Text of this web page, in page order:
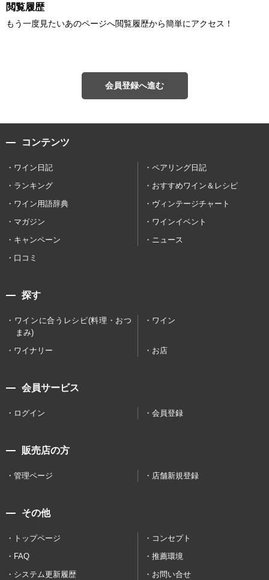
閲覧履歴
もう一度見たいあのページへ閲覧履歴から簡単にアクセス！
会員登録へ進む
コンテンツ
ワイン日記
ペアリング日記
ランキング
おすすめワイン＆レシピ
ワイン用語辞典
ヴィンテージチャート
マガジン
ワインイベント
キャンペーン
ニュース
口コミ
探す
ワインに合うレシピ(料理・おつ
まみ)
ワイン
ワイナリー お店
会員サービス
ログイン 会員登録
販売店の方
管理ページ 店舗新規登録
その他
トップページ
コンセプト
FAQ
推薦環境
システム更新履歴
お問い合せ